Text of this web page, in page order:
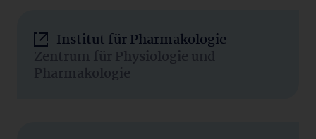
Institut für Pharmakologie
Zentrum für Physiologie und
Pharmakologie